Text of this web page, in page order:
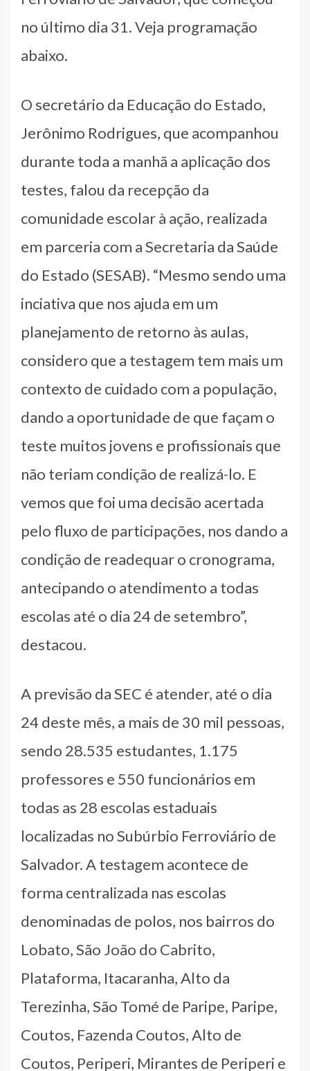
no último dia 31. Veja programação
abaixo.
O secretário da Educação do Estado,
Jerônimo Rodrigues, que acompanhou
durante toda a manhã a aplicação dos
testes, falou da recepção da
comunidade escolar à ação, realizada
em parceria com a Secretaria da Saúde
do Estado (SESAB). “Mesmo sendo uma
inciativa que nos ajuda em um
planejamento de retorno às aulas,
considero que a testagem tem mais um
contexto de cuidado com a população,
dando a oportunidade de que façam o
teste muitos jovens e profissionais que
não teriam condição de realizá-lo. E
vemos que foi uma decisão acertada
pelo fluxo de participações, nos dando a
condição de readequar o cronograma,
antecipando o atendimento a todas
escolas até o dia 24 de setembro”,
destacou.
A previsão da SEC é atender, até o dia
24 deste mês, a mais de 30 mil pessoas,
sendo 28.535 estudantes, 1.175
professores e 550 funcionários em
todas as 28 escolas estaduais
localizadas no Subúrbio Ferroviário de
Salvador. A testagem acontece de
forma centralizada nas escolas
denominadas de polos, nos bairros do
Lobato, São João do Cabrito,
Plataforma, Itacaranha, Alto da
Terezinha, São Tomé de Paripe, Paripe,
Coutos, Fazenda Coutos, Alto de
Coutos, Periperi, Mirantes de Periperi e